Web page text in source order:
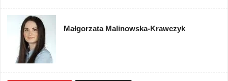
Małgorzata Malinowska-Krawczyk